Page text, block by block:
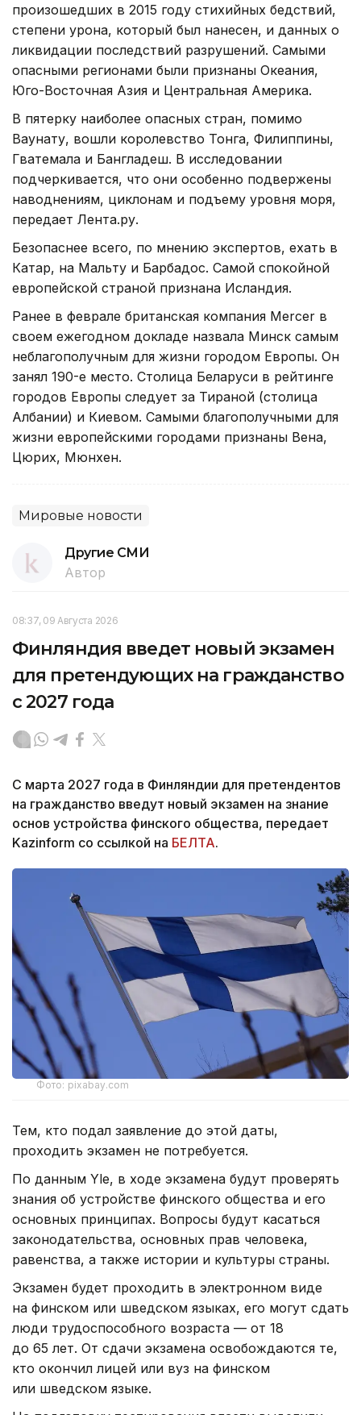
произошедших в 2015 году стихийных бедствий,
степени урона, который был нанесен, и данных о
ликвидации последствий разрушений. Самыми
опасными регионами были признаны Океания,
Юго-Восточная Азия и Центральная Америка.
В пятерку наиболее опасных стран, помимо
Ваунату, вошли королевство Тонга, Филиппины,
Гватемала и Бангладеш. В исследовании
подчеркивается, что они особенно подвержены
наводнениям, циклонам и подъему уровня моря,
передает Лента.ру.
Безопаснее всего, по мнению экспертов, ехать в
Катар, на Мальту и Барбадос. Самой спокойной
европейской страной признана Исландия.
Ранее в феврале британская компания Mercer в
своем ежегодном докладе назвала Минск самым
неблагополучным для жизни городом Европы. Он
занял 190-е место. Столица Беларуси в рейтинге
городов Европы следует за Тираной (столица
Албании) и Киевом. Самыми благополучными для
жизни европейскими городами признаны Вена,
Цюрих, Мюнхен.
Мировые новости
Другие СМИ
Автор
08:37, 09 Августа 2026
Финляндия введет новый экзамен
для претендующих на гражданство
с 2027 года
С марта 2027 года в Финляндии для претендентов
на гражданство введут новый экзамен на знание
основ устройства финского общества, передает
Kazinform со ссылкой на БЕЛТА.
Фото: pixabay.com
Тем, кто подал заявление до этой даты,
проходить экзамен не потребуется.
По данным Yle, в ходе экзамена будут проверять
знания об устройстве финского общества и его
основных принципах. Вопросы будут касаться
законодательства, основных прав человека,
равенства, а также истории и культуры страны.
Экзамен будет проходить в электронном виде
на финском или шведском языках, его могут сдать
люди трудоспособного возраста — от 18
до 65 лет. От сдачи экзамена освобождаются те,
кто окончил лицей или вуз на финском
или шведском языке.